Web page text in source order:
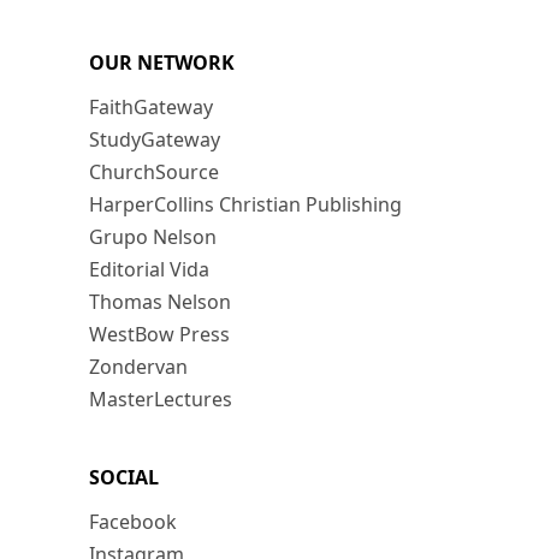
OUR NETWORK
FaithGateway
StudyGateway
ChurchSource
HarperCollins Christian Publishing
Grupo Nelson
Editorial Vida
Thomas Nelson
WestBow Press
Zondervan
MasterLectures
SOCIAL
Facebook